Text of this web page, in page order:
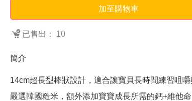
加至購物車
已售出： 10
簡介
14cm超長型棒狀設計，適合讓寶貝長時間練習咀嚼
嚴選韓國糙米，額外添加寶寶成長所需的鈣+維他